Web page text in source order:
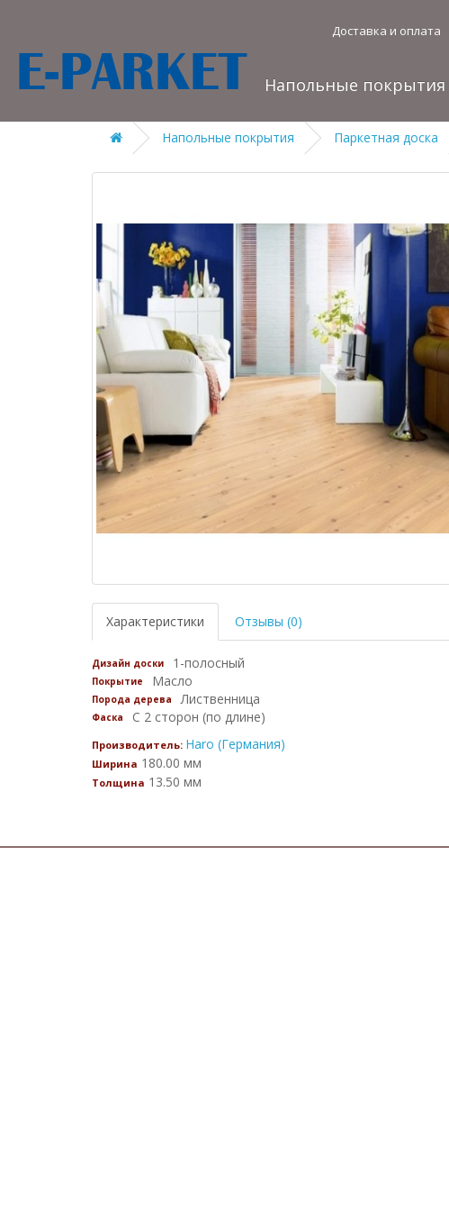
Доставка и оплата
Напольные покрытия
Напольные покрытия Паркетная доска
Характеристики Отзывы (0)
Дизайн доски 1-полосный
Покрытие Масло
Порода дерева Лиственница
Фаска С 2 сторон (по длине)
Производитель: Haro (Германия)
Ширина 180.00 мм
Толщина 13.50 мм